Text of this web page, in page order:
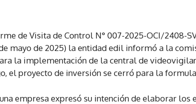
de Visita de Control N° 007-2025-OCI/2408-
mayo de 2025) la entidad edil informó a la
la implementación de la central de
el proyecto de inversión se cerró para la
empresa expresó su intención de elaborar los